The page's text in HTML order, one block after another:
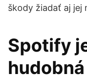
škody žiadať aj jej
Spotify